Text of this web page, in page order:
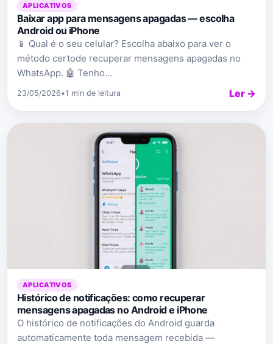
APLICATIVOS
Baixar app para mensagens apagadas — escolha
Android ou iPhone
📱 Qual é o seu celular? Escolha abaixo para ver o
método certode recuperar mensagens apagadas no
WhatsApp. 🤖 Tenho...
23/05/2026•1 min de leitura Ler →
APLICATIVOS
Histórico de notificações: como recuperar
mensagens apagadas no Android e iPhone
O histórico de notificações do Android guarda
automaticamente toda mensagem recebida —